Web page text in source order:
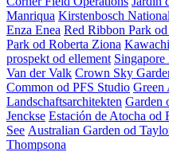
Manriqua Kirstenbosch
Enza Enea Red Ribbon Park
Park od Roberta Ziona
prospekt od ellement
Van der Valk Crown Sky
Common od PFS Studio Green
Landschaftsarchitekten Garden
Jenckse Estación de Atocha od
See Australian Garden od
Thompsona